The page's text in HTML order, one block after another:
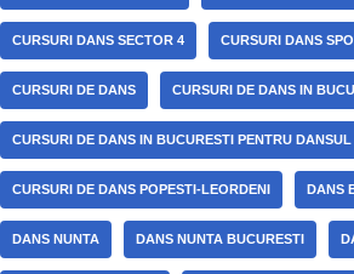
CURSURI DANS SECTOR 4 CURSURI DANS
CURSURI DE DANS CURSURI DE DANS IN
CURSURI DE DANS IN BUCURESTI PENTRU
CURSURI DE DANS POPESTI-LEORDENI DANS
DANS NUNTA DANS NUNTA BUCURESTI